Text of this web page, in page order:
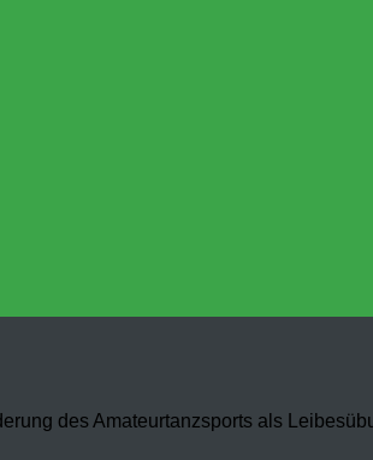
des Amateurtanzsports als